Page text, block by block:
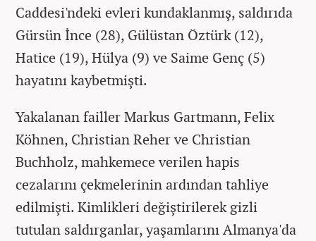
Caddesi'ndeki evleri kundaklanmış, saldırıda
Gürsün İnce (28), Gülüstan Öztürk (12),
Hatice (19), Hülya (9) ve Saime Genç (5)
hayatını kaybetmişti.
Yakalanan failler Markus Gartmann, Felix
Köhnen, Christian Reher ve Christian
Buchholz, mahkemece verilen hapis
cezalarını çekmelerinin ardından tahliye
edilmişti. Kimlikleri değiştirilerek gizli
tutulan saldırganlar, yaşamlarını Almanya'da